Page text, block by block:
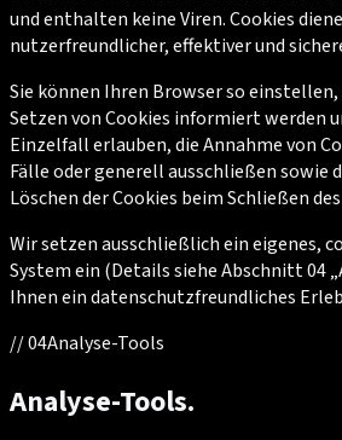
und enthalten keine Viren. Cookies
nutzerfreundlicher, effektiver und
Sie können Ihren Browser so einstellen,
Setzen von Cookies informiert werden
Einzelfall erlauben, die Annahme von
Fälle oder generell ausschließen sowie
Löschen der Cookies beim Schließen
Wir setzen ausschließlich ein eigenes,
System ein (Details siehe Abschnitt 04
Ihnen ein datenschutzfreundliches
//04Analyse-Tools
Analyse-Tools.